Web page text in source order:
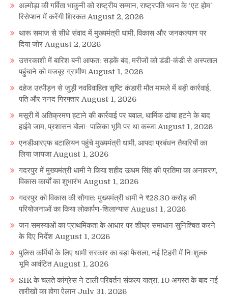
अल्मोड़ा की गर्विता भाकुनी को राष्ट्रीय सम्मान, राष्ट्रपति भवन के ‘एट होम’
रिसेप्शन में करेंगी शिरकत August 2, 2026
थारू समाज से सीधे संवाद में मुख्यमंत्री धामी, विकास और जनकल्याण पर
दिया जोर August 2, 2026
उत्तरकाशी में बारिश बनी आफत: सड़कें बंद, मरीजों को डंडी-कंडी से अस्पताल
पहुंचाने को मजबूर ग्रामीण August 1, 2026
दहेज उत्पीड़न से जुड़ी नवविवाहिता सृष्टि कंडारी मौत मामले में बड़ी कार्रवाई,
पति और ननद गिरफ्तार August 1, 2026
मसूरी में अतिक्रमण हटाने की कार्रवाई पर बवाल, धार्मिक ढांचा हटने के बाद
हाईवे जाम, प्रशासन बोला- पालिका भूमि पर था कब्जा August 1, 2026
एनडीआरएफ बटालियन पहुंचे मुख्यमंत्री धामी, आपदा प्रबंधन तैयारियों का
लिया जायजा August 1, 2026
गदरपुर में मुख्यमंत्री धामी ने किया शहीद ऊधम सिंह की प्रतिमा का अनावरण,
विकास कार्यों का शुभारंभ August 1, 2026
गदरपुर को विकास की सौगात: मुख्यमंत्री धामी ने ₹28.30 करोड़ की
परियोजनाओं का किया लोकार्पण-शिलान्यास August 1, 2026
जन समस्याओं का प्राथमिकता के आधार पर शीघ्र समाधान सुनिश्चित करने
के दिए निर्देश August 1, 2026
पुलिस कर्मियों के लिए धामी सरकार का बड़ा फैसला, नई टिहरी में निःशुल्क
भूमि आवंटित August 1, 2026
SIR के चलते कांग्रेस ने टाली परिवर्तन संकल्प यात्रा, 10 अगस्त के बाद नई
तारीखों का होगा ऐलान July 31, 2026